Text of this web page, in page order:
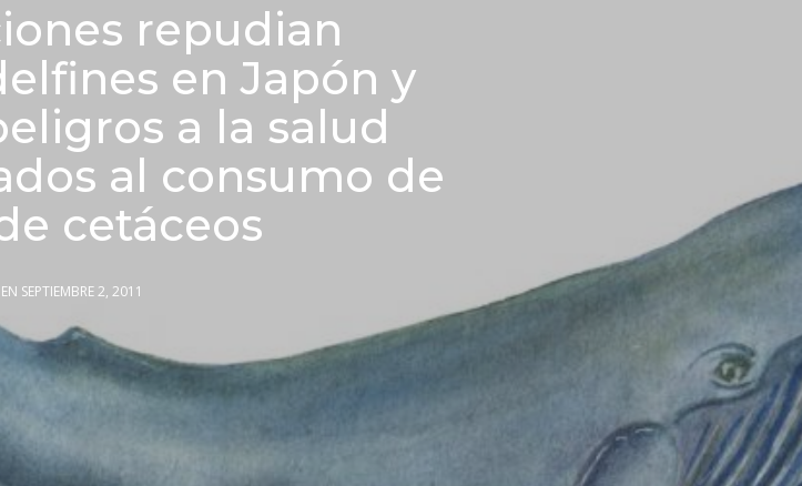
repudian
en Japón y
a la salud
al consumo de
cetáceos
EN SEPTIEMBRE 2, 2011